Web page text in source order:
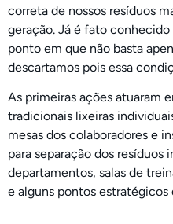
correta de nossos resíduos
geração. Já é fato
ponto em que não basta
descartamos pois essa
As primeiras ações atuaram
tradicionais lixeiras
mesas dos colaboradores e
para separação dos resíduos
departamentos, salas de
e alguns pontos